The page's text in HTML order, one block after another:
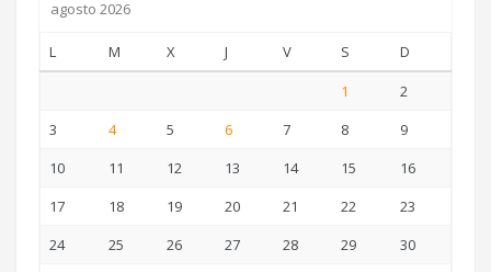
agosto 2026
L M X J V S
D
1
2
3
4 5 6 7 8
9
10
11 12 13 14 15
16
17
18 19 20 21 22
23
24
25 26 27 28 29
30